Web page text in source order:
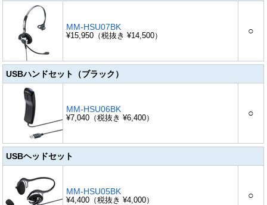
MM-HSU07BK
¥15,950（税抜き ¥14,500） ○
USBハンドセット（ブラック）
MM-HSU06BK
¥7,040（税抜き ¥6,400） ○
USBヘッドセット
MM-HSU05BK
¥4,400（税抜き ¥4,000） ○